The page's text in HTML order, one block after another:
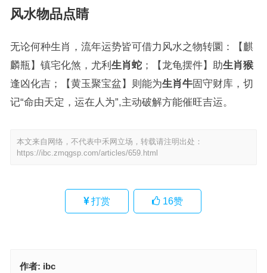
风水物品点睛
无论何种生肖，流年运势皆可借力风水之物转圜：【麒
麟瓶】镇宅化煞，尤利 生肖蛇；【龙龟摆件】助生肖猴
逢凶化吉；【黄玉聚宝盆】则能为生肖牛固守财库，切
记“命由天定，运在人为”,主动破解方能催旺吉运。
本文来自网络，不代表中禾网立场，转载请注明出处：
https://ibc.zmqgsp.com/articles/659.html
打赏 16赞
作者: ibc